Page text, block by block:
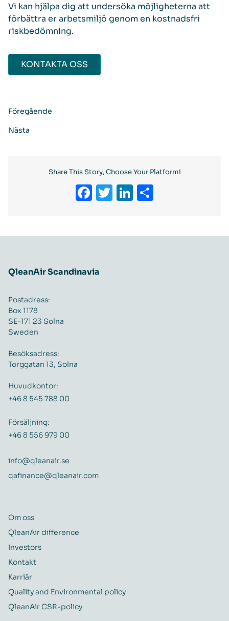
Vi kan hjälpa dig att undersöka möjligheterna att
förbättra er arbetsmiljö genom en kostnadsfri
riskbedömning.
KONTAKTA OSS
Föregående
Nästa
Share This Story, Choose Your Platform!
Facebook
Twitter
LinkedIn
QleanAir Scandinavia
Postadress:
Box 1178
SE-171 23 Solna
Sweden
Besöksadress:
Torggatan 13, Solna
Huvudkontor:
+46 8 545 788 00
Försäljning:
+46 8 556 979 00
info@qleanair.se
qafinance@qleanair.com
Om oss
QleanAir difference
Investors
Kontakt
Karriär
Quality and Environmental policy
QleanAir CSR-policy